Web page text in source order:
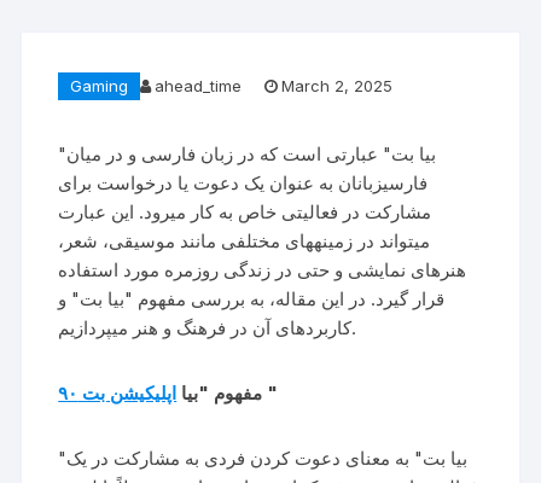
Gaming ahead_time March 2, 2025
"بیا بت" عبارتی است که در زبان فارسی و در میان
فارسیزبانان به عنوان یک دعوت یا درخواست برای
مشارکت در فعالیتی خاص به کار میرود. این عبارت
میتواند در زمینههای مختلفی مانند موسیقی، شعر،
هنرهای نمایشی و حتی در زندگی روزمره مورد استفاده
قرار گیرد. در این مقاله، به بررسی مفهوم "بیا بت" و
کاربردهای آن در فرهنگ و هنر میپردازیم.
مفهوم "بیا اپلیکیشن بت ۹۰ "
"بیا بت" به معنای دعوت کردن فردی به مشارکت در یک